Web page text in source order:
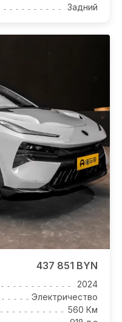
Задний
437 851 BYN
2024
Электричество
560 Км